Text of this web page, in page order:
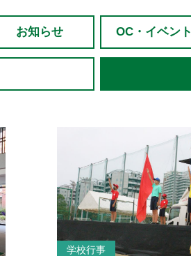
お知らせ OC・イベント
学校行事